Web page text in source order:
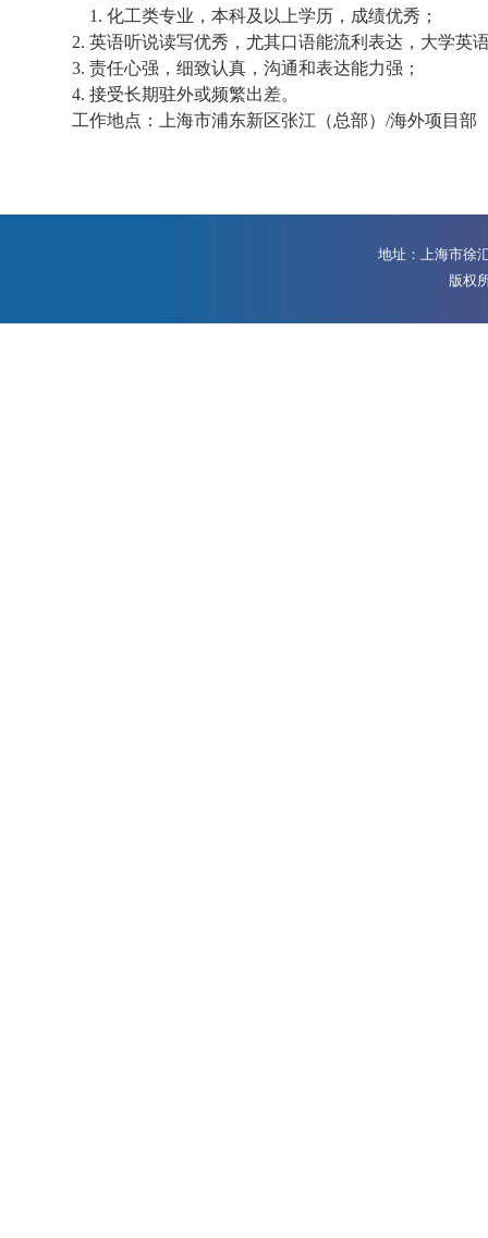
1. 化工类专业，本科及以上学历，成绩优秀；
2. 英语听说读写优秀，尤其口语能流利表达，大学英
3. 责任心强，细致认真，沟通和表达能力强；
4. 接受长期驻外或频繁出差。
工作地点：上海市浦东新区张江（总部） /海外项目部
地址：上海市徐
版权